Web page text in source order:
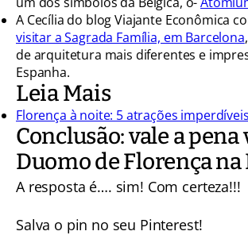
A Cecília do blog Viajante Econômica
visitar a Sagrada Família, em Barcelona
de arquitetura mais diferentes e
Espanha.
Leia Mais
Florença à noite: 5 atrações imperdíveis
Conclusão: vale a
Duomo de Florença na
A resposta é…. sim! Com certeza!!!
Salva o pin no seu Pinterest!